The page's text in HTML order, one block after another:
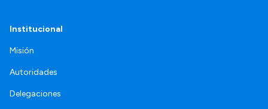
Institucional
Misión
Autoridades
Delegaciones